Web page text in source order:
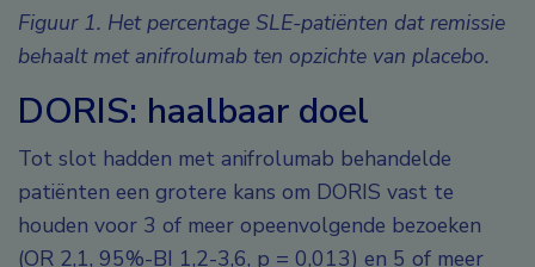
Figuur 1. Het percentage SLE-patiënten dat remissie
behaalt met anifrolumab ten opzichte van placebo.
DORIS: haalbaar doel
Tot slot hadden met anifrolumab behandelde
patiënten een grotere kans om DORIS vast te
houden voor 3 of meer opeenvolgende bezoeken
(OR 2,1, 95%-BI 1,2-3,6, p = 0,013) en 5 of meer